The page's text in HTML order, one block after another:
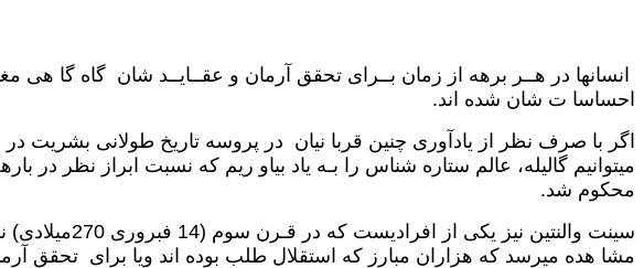
انسانها در هــر برهه از زمان بــرای تحقق آرمان و عقــایــد شان گاه گا
احساسا ت شان شده اند.
اگر با صرف نظر از یادآوری چنین قربا نیان در پروسه تاریخ طولانی بشریت در
محکوم شد.
سینت
مشا هده میرسد که هزاران مبارز که استقلال طلب بوده اند ویا برای تحقق آرمان